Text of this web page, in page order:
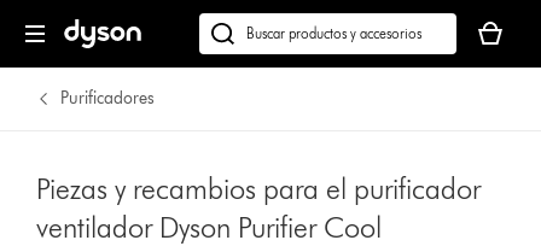
Buscar
en
cesta
está
Purificadores
Piezas y recambios para el purificador
ventilador Dyson Purifier Cool